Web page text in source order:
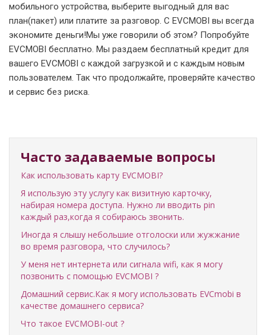
мобильного устройства, выберите выгодный для вас
план(пакет) или платите за разговор. С EVCMOBI вы всегда
экономите деньги!Мы уже говорили об этом? Попробуйте
EVCMOBI бесплатно. Мы раздаем бесплатный кредит для
вашего EVCMOBI с каждой загрузкой и с каждым новым
пользователем. Так что продолжайте, проверяйте качество
и сервис без риска.
Часто задаваемые вопросы
Как использовать карту EVCMOBI?
Я использую эту услугу как визитную карточку,
набирая номера доступа. Нужно ли вводить pin
каждый раз,когда я собираюсь звонить.
Иногда я слышу небольшие отголоски или жужжание
во время разговора, что случилось?
У меня нет интернета или сигнала wifi, как я могу
позвонить с помощью EVCMOBI ?
Домашний сервис.Как я могу использовать EVCmobi в
качестве домашнего сервиса?
Что такое EVCMOBI-out ?